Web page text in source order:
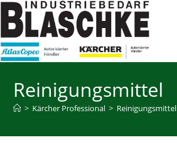
Zum
Inhalt
springen
Reinigungsmittel
> Kärcher Professional > Reinigungsmittel